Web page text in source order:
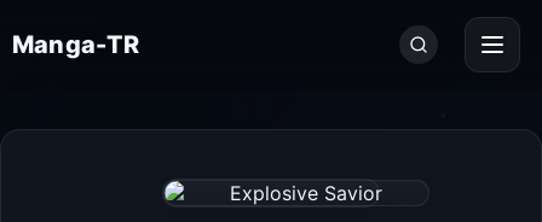
Manga-TR
Seri
ara...